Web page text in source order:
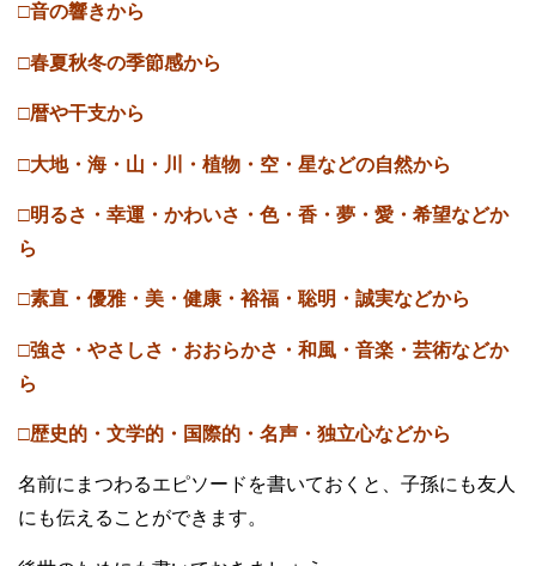
□音の響きから
□春夏秋冬の季節感から
□暦や干支から
□大地・海・山・川・植物・空・星などの自然から
□明るさ・幸運・かわいさ・色・香・夢・愛・希望などか
ら
□素直・優雅・美・健康・裕福・聡明・誠実などから
□強さ・やさしさ・おおらかさ・和風・音楽・芸術などか
ら
□歴史的・文学的・国際的・名声・独立心などから
名前にまつわるエピソードを書いておくと、子孫にも友人
にも伝えることができます。